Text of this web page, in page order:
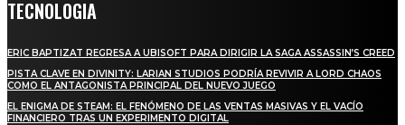
TECNOLOGIA
ERIC BAPTIZAT REGRESA A UBISOFT PARA DIRIGIR LA SAGA ASSASSIN’S CREED
PISTA CLAVE EN DIVINITY: LARIAN STUDIOS PODRÍA REVIVIR A LORD CHAOS
COMO EL ANTAGONISTA PRINCIPAL DEL NUEVO JUEGO
EL ENIGMA DE STEAM: EL FENÓMENO DE LAS VENTAS MASIVAS Y EL VACÍO
FINANCIERO TRAS UN EXPERIMENTO DIGITAL